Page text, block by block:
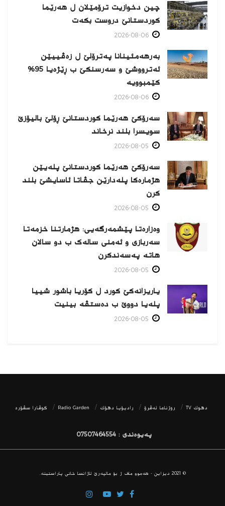
چین دخوازیت ترۆمێلان ل هەرێما
كوردستانێ دروست بكەت
بەرهەمئینانا په‌ترۆلێ ل زه‌ڤییێن
ئەترووشێ و سەرسنكێ ب ڕێژەیا 95%
كێمبوویە
سەرۆکێ هەرێما کوردستانێ ڕۆلێ بالیۆزێ
سویسرا بلند نرخاند
سەرۆکێ هەرێما کوردستانێ پلەیێن
هژمارەكا پلەدارێن جڤاتا ئاسایشێ بلند
كرن
وەزارەتا پێشمەرگەیی: هژمارتنا خزمەتا
سەربازی و ئەمنی سالەک ب دو سالان
هاتە پەسەندكرن
یاریزانەكێ کورد ل کۆریا باشور شییا
پلەیا دووێ ب دەستڤە بینیت
دھوك TV روژناما ئەڤرۆ رادیۆیا دهۆك Radio Garden كوڤارا سڤۆره‌
پەیوەندی : 07507464554
© 2021 دیزاین - هه‌موو ماف ژ بۆ مالپه‌رێ ئاژانسا خانی پاراستینه‌.